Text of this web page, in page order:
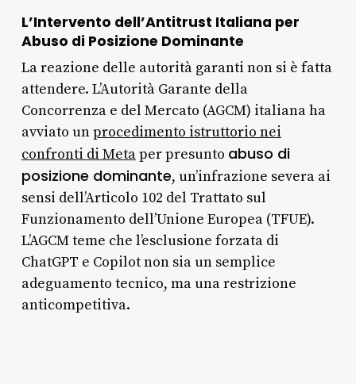
L’Intervento dell’Antitrust Italiana per
Abuso di Posizione Dominante
La reazione delle autorità garanti non si è fatta
attendere. L’Autorità Garante della
Concorrenza e del Mercato (AGCM) italiana ha
avviato unprocedimento istruttorio nei
confronti di Metaper presunto abuso di
posizione dominante, un’infrazione severa ai
sensi dell’Articolo 102 del Trattato sul
Funzionamento dell’Unione Europea (TFUE).
L’AGCM teme che l’esclusione forzata di
ChatGPT e Copilot non sia un semplice
adeguamento tecnico, ma una restrizione
anticompetitiva.